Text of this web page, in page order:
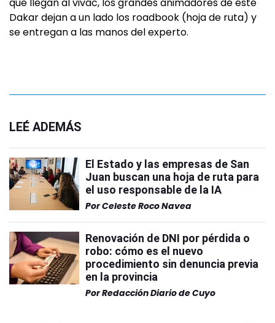
Dakar dejan a un lado los roadbook (hoja de ruta) y
se entregan a las manos del experto.
LEÉ ADEMÁS
El Estado y las empresas de San
Juan buscan una hoja de ruta para
el uso responsable de la IA
PorCeleste Roco Navea
Renovación de DNI por pérdida o
robo: cómo es el nuevo
procedimiento sin denuncia previa
en la provincia
PorRedacción Diario de Cuyo